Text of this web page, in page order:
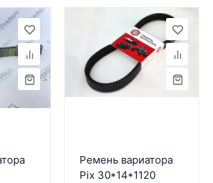
Ремень вариатора
Pix 30*14*1120